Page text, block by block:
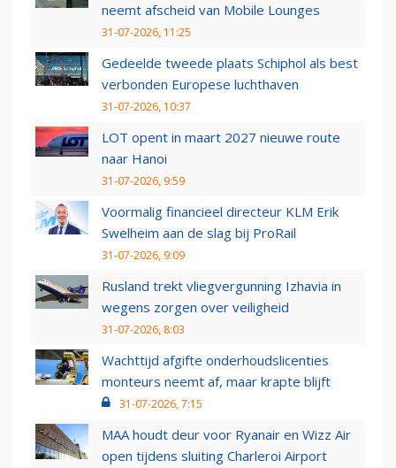
neemt afscheid van Mobile Lounges
31-07-2026, 11:25
Gedeelde tweede plaats Schiphol als best
verbonden Europese luchthaven
31-07-2026, 10:37
LOT opent in maart 2027 nieuwe route
naar Hanoi
31-07-2026, 9:59
Voormalig financieel directeur KLM Erik
Swelheim aan de slag bij ProRail
31-07-2026, 9:09
Rusland trekt vliegvergunning Izhavia in
wegens zorgen over veiligheid
31-07-2026, 8:03
Wachttijd afgifte onderhoudslicenties
monteurs neemt af, maar krapte blijft
31-07-2026, 7:15
MAA houdt deur voor Ryanair en Wizz Air
open tijdens sluiting Charleroi Airport